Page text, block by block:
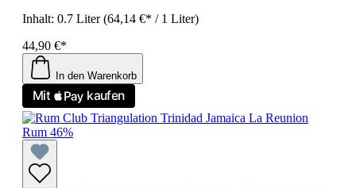
Inhalt: 0.7 Liter(64,14 €* / 1 Liter)
44,90 €*
In den Warenkorb